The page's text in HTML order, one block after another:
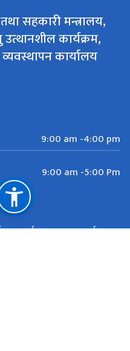
सहकारी मन्त्रालय,
कार्यक्रम,
कार्यालय
9:00 am -4:00 pm
9:00 am -5:00 Pm
कार्यक्रम समन्वय कार्यालय,